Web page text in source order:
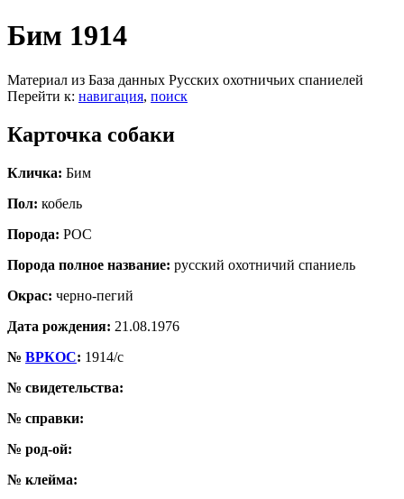
Бим 1914
Материал из База данных Русских охотничьих спаниелей
Перейти к: навигация, поиск
Карточка собаки
Кличка: Бим
Пол: кобель
Порода: РОС
Порода полное название: русский охотничий спаниель
Окрас: черно-пегий
Дата рождения: 21.08.1976
№ ВРКОС: 1914/с
№ свидетельства:
№ справки:
№ род-ой:
№ клейма: